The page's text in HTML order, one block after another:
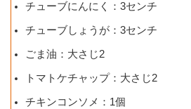
チューブにんにく：3センチ
チューブしょうが：3センチ
ごま油：大さじ2
トマトケチャップ：大さじ2
チキンコンソメ：1個